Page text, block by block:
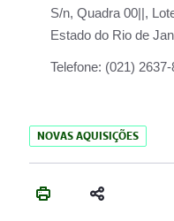
S/n, Quadra 00||,
Estado do Rio de
Telefone: (021)
NOVAS AQUISIÇÕES